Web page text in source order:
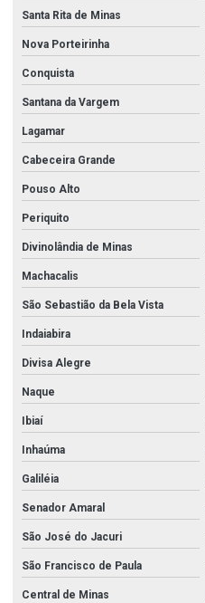
Santa Rita de Minas
Nova Porteirinha
Conquista
Santana da Vargem
Lagamar
Cabeceira Grande
Pouso Alto
Periquito
Divinolândia de Minas
Machacalis
São Sebastião da Bela Vista
Indaiabira
Divisa Alegre
Naque
Ibiaí
Inhaúma
Galiléia
Senador Amaral
São José do Jacuri
São Francisco de Paula
Central de Minas